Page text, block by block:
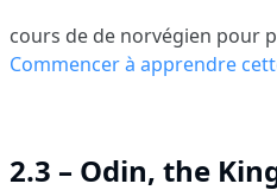
cours de de norvégien pour
Commencer à apprendre
2.3 – Odin, the